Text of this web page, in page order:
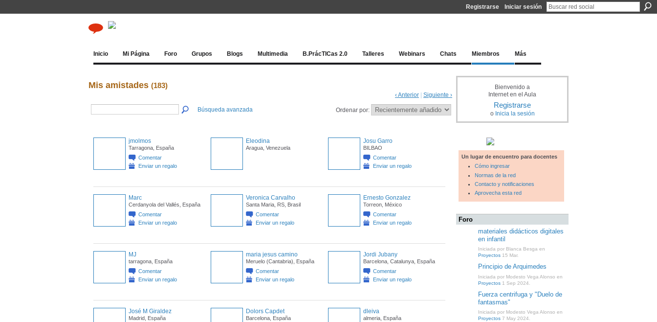
Registrarse Iniciar sesión
Inicio Mi Página Foro Grupos Blogs Multimedia B.PrácTICas 2.0 Talleres Webinars Chats Miembros Más
Mis amistades (183)
‹ Anterior Siguiente ›
Búsqueda avanzada Ordenar por:
jmolmos
Tarragona, España
Comentar
Enviar un regalo
Eleodina
Aragua, Venezuela
Josu Garro
BILBAO
Comentar
Enviar un regalo
Marc
Cerdanyola del Vallés, España
Comentar
Enviar un regalo
Veronica Carvalho
Santa Maria, RS, Brasil
Comentar
Enviar un regalo
Ernesto Gonzalez
Torreon, México
Comentar
Enviar un regalo
MJ
tarragona, España
Comentar
Enviar un regalo
maria jesus camino
Meruelo (Cantabria), España
Comentar
Enviar un regalo
Jordi Jubany
Barcelona, Catalunya, España
Comentar
Enviar un regalo
José M Giraldez
Madrid, España
Dolors Capdet
Barcelona, España
dleiva
almeria, España
Bienvenido a
Internet en el Aula
Registrarse
o Inicia la sesión
Un lugar de encuentro para docentes
Cómo ingresar
Normas de la red
Contacto y notificaciones
Aprovecha esta red
Foro
materiales didácticos digitales
en infantil
Iniciada por Blanca Besga en
Proyectos 15 Mar.
Principio de Arquimedes
Iniciada por Modesto Vega Alonso en
Proyectos 1 Sep 2024.
Fuerza centrifuga y "Duelo de
fantasmas"
Iniciada por Modesto Vega Alonso en
Proyectos 7 May 2024.